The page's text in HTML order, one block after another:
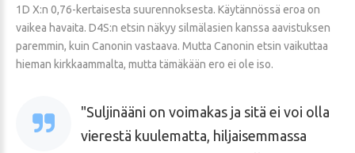
1D X:n 0,76-kertaisesta suurennoksesta. Käytännössä eroa on
vaikea havaita. D4S:n etsin näkyy silmälasien kanssa aavistuksen
paremmin, kuin Canonin vastaava. Mutta Canonin etsin vaikuttaa
hieman kirkkaammalta, mutta tämäkään ero ei ole iso.
Suljinääni on voimakas ja sitä ei voi olla
vierestä kuulematta, hiljaisemmassa